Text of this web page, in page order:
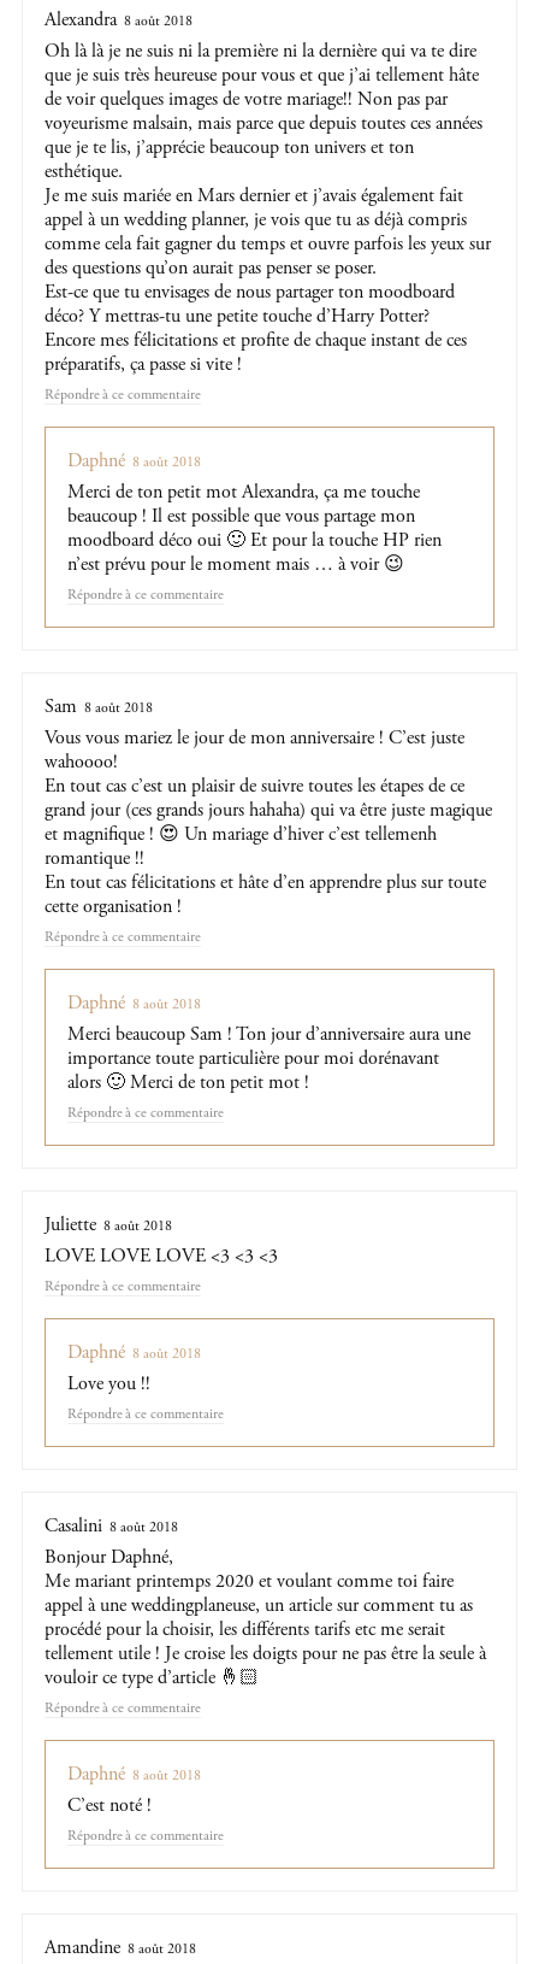
Alexandra 8 août 2018
Oh là là je ne suis ni la première ni la dernière qui va te dire
que je suis très heureuse pour vous et que j’ai tellement hâte
de voir quelques images de votre mariage!! Non pas par
voyeurisme malsain, mais parce que depuis toutes ces années
que je te lis, j’apprécie beaucoup ton univers et ton
esthétique.
Je me suis mariée en Mars dernier et j’avais également fait
appel à un wedding planner, je vois que tu as déjà compris
comme cela fait gagner du temps et ouvre parfois les yeux sur
des questions qu’on aurait pas penser se poser.
Est-ce que tu envisages de nous partager ton moodboard
déco? Y mettras-tu une petite touche d’Harry Potter?
Encore mes félicitations et profite de chaque instant de ces
préparatifs, ça passe si vite !
Répondre
Daphné 8 août 2018
Merci de ton petit mot Alexandra, ça me touche
beaucoup ! Il est possible que vous partage mon
moodboard déco oui 🙂 Et pour la touche HP rien
n’est prévu pour le moment mais … à voir 😉
Répondre
Sam 8 août 2018
Vous vous mariez le jour de mon anniversaire ! C’est juste
wahoooo!
En tout cas c’est un plaisir de suivre toutes les étapes de ce
grand jour (ces grands jours hahaha) qui va être juste magique
et magnifique ! 😍 Un mariage d’hiver c’est tellemenh
romantique !!
En tout cas félicitations et hâte d’en apprendre plus sur toute
cette organisation !
Répondre
Daphné 8 août 2018
Merci beaucoup Sam ! Ton jour d’anniversaire aura une
importance toute particulière pour moi dorénavant
alors 🙂 Merci de ton petit mot !
Répondre
Juliette 8 août 2018
LOVE LOVE LOVE <3 <3 <3
Répondre
Daphné 8 août 2018
Love you !!
Répondre
Casalini 8 août 2018
Bonjour Daphné,
Me mariant printemps 2020 et voulant comme toi faire
appel à une weddingplaneuse, un article sur comment tu as
procédé pour la choisir, les différents tarifs etc me serait
tellement utile ! Je croise les doigts pour ne pas être la seule à
vouloir ce type d’article 🤞🏻
Répondre
Daphné 8 août 2018
C’est noté !
Répondre
Amandine 8 août 2018